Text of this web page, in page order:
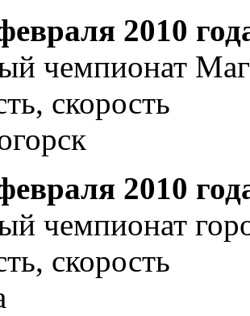
2010
чемпионат
скорость
2010
чемпионат
скорость